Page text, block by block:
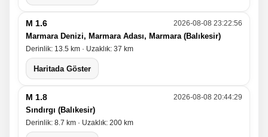
M 1.6 2026-08-08 23:22:56
Marmara Denizi, Marmara Adası, Marmara (Balıkesir)
Derinlik: 13.5 km · Uzaklık: 37 km
Haritada Göster
M 1.8 2026-08-08 20:44:29
Sındırgı (Balıkesir)
Derinlik: 8.7 km · Uzaklık: 200 km